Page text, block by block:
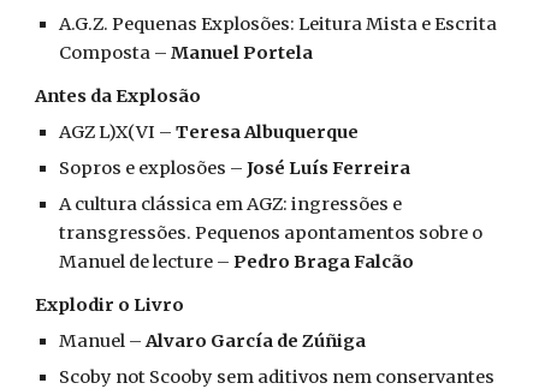
A.G.Z. Pequenas Explosões: Leitura Mista e Escrita
Composta –Manuel Portela
Antes da Explosão
AGZ L)X(VI –Teresa Albuquerque
Sopros e explosões –José Luís Ferreira
A cultura clássica em AGZ: ingressões e
transgressões. Pequenos apontamentos sobre o
Manuel de lecture –Pedro Braga Falcão
Explodir o Livro
Manuel –Alvaro García de Zúñiga
Scoby not Scooby sem aditivos nem conservantes